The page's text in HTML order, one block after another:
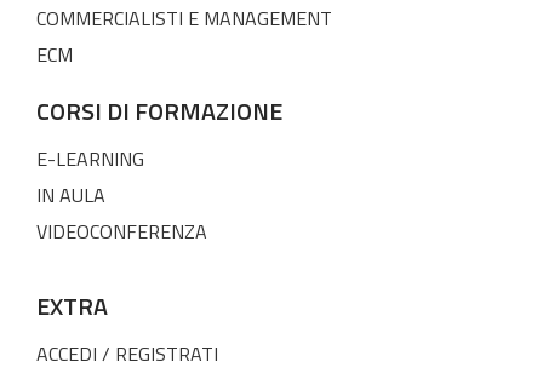
COMMERCIALISTI E MANAGEMENT
ECM
CORSI DI FORMAZIONE
E-LEARNING
IN AULA
VIDEOCONFERENZA
EXTRA
ACCEDI / REGISTRATI